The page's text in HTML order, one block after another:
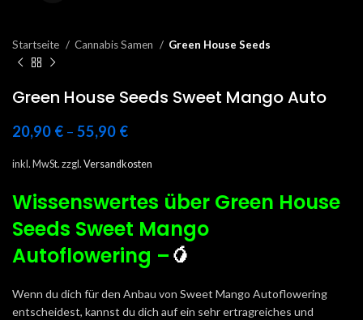
Startseite Cannabis Samen Green House Seeds
Green House Seeds Sweet Mango Auto
20,90 € – 55,90 €
inkl. MwSt. zzgl. Versandkosten
Wissenswertes über Green House
Seeds Sweet Mango
Autoflowering –🥭
Wenn du dich für den Anbau von Sweet Mango Autoflowering
entscheidest, kannst du dich auf ein sehr ertragreiches und